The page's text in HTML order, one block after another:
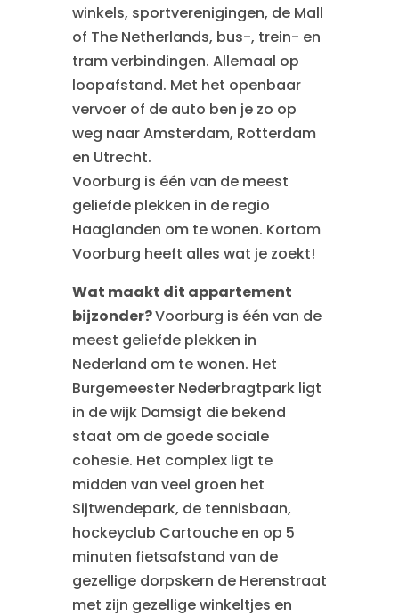
winkels, sportverenigingen, de Mall
of The Netherlands, bus-, trein- en
tram verbindingen. Allemaal op
loopafstand. Met het openbaar
vervoer of de auto ben je zo op
weg naar Amsterdam, Rotterdam
en Utrecht.
Voorburg is één van de meest
geliefde plekken in de regio
Haaglanden om te wonen. Kortom
Voorburg heeft alles wat je zoekt!
Wat maakt dit appartement
bijzonder?Voorburg is één van de
meest geliefde plekken in
Nederland om te wonen. Het
Burgemeester Nederbragtpark ligt
in de wijk Damsigt die bekend
staat om de goede sociale
cohesie. Het complex ligt te
midden van veel groen het
Sijtwendepark, de tennisbaan,
hockeyclub Cartouche en op 5
minuten fietsafstand van de
gezellige dorpskern de Herenstraat
met zijn gezellige winkeltjes en